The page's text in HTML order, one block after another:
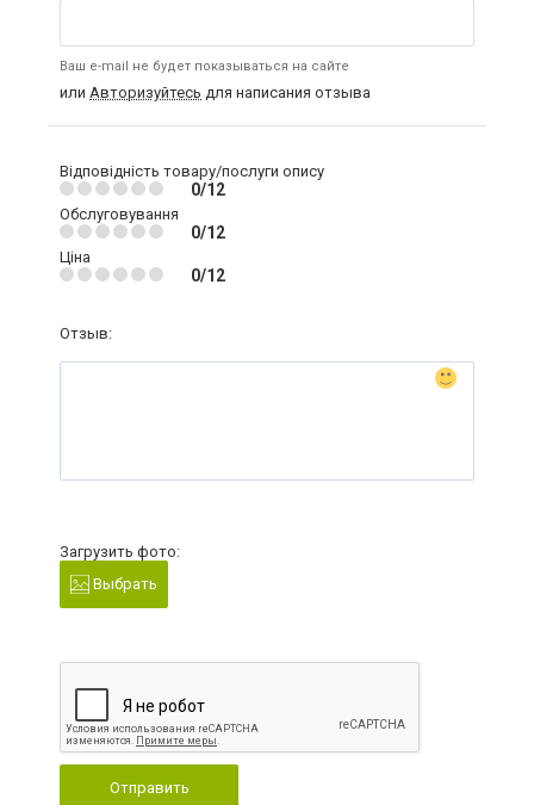
Ваш e-mail не будет показываться на сайте
или Авторизуйтесь для написания отзыва
Відповідність товару/послуги опису
0/12
Обслуговування
0/12
Ціна
0/12
Отзыв:
Загрузить фото:
Выбрать
Отправить